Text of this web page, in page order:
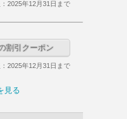
2025年12月31日まで
割引クーポン
2025年12月31日まで
見る